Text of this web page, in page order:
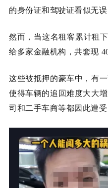
的身份证和驾驶证看似无
然而，当这名租客累计租下
给多家金融机构，共套现
这些被抵押的豪车中，有
使得车辆的追回难度大大
司和二手车商等都因此遭受